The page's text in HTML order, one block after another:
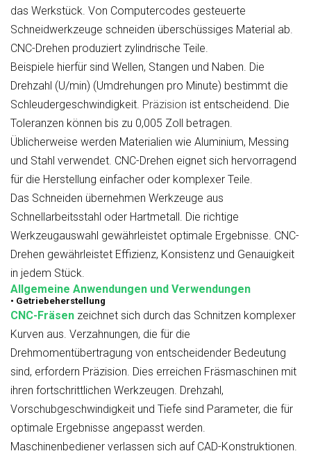
das Werkstück. Von Computercodes gesteuerte
Schneidwerkzeuge schneiden überschüssiges Material ab.
CNC-Drehen produziert zylindrische Teile.
Beispiele hierfür sind Wellen, Stangen und Naben. Die
Drehzahl (U/min) (Umdrehungen pro Minute) bestimmt die
Schleudergeschwindigkeit. Präzision ist entscheidend. Die
Toleranzen können bis zu 0,005 Zoll betragen.
Üblicherweise werden Materialien wie Aluminium, Messing
und Stahl verwendet. CNC-Drehen eignet sich hervorragend
für die Herstellung einfacher oder komplexer Teile.
Das Schneiden übernehmen Werkzeuge aus
Schnellarbeitsstahl oder Hartmetall. Die richtige
Werkzeugauswahl gewährleistet optimale Ergebnisse. CNC-
Drehen gewährleistet Effizienz, Konsistenz und Genauigkeit
in jedem Stück.
Allgemeine Anwendungen und Verwendungen
• Getriebeherstellung
CNC-Fräsen zeichnet sich durch das Schnitzen komplexer
Kurven aus. Verzahnungen, die für die
Drehmomentübertragung von entscheidender Bedeutung
sind, erfordern Präzision. Dies erreichen Fräsmaschinen mit
ihren fortschrittlichen Werkzeugen. Drehzahl,
Vorschubgeschwindigkeit und Tiefe sind Parameter, die für
optimale Ergebnisse angepasst werden.
Maschinenbediener verlassen sich auf CAD-Konstruktionen.